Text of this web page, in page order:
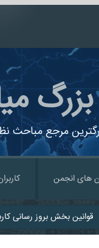
مرجع مباحث
های انجمن
قوانین بخش بروز رسانی